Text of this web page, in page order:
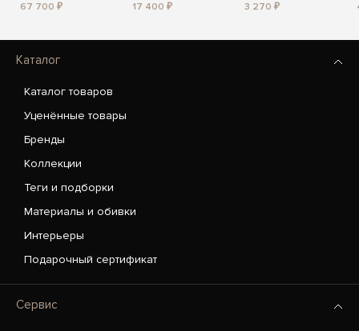
67 700 ₽
17 400 ₽
3 270 ₽
Каталог
Каталог товаров
Уценённые товары
Бренды
Коллекции
Теги и подборки
Материалы и обивки
Интерьеры
Подарочный сертификат
Сервис